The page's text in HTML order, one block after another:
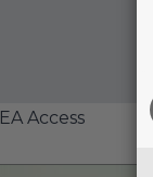
EA Access